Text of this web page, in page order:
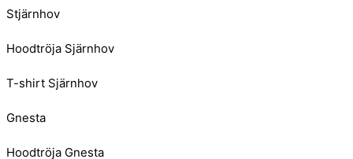
Stjärnhov
Hoodtröja Sjärnhov
T-shirt Sjärnhov
Gnesta
Hoodtröja Gnesta